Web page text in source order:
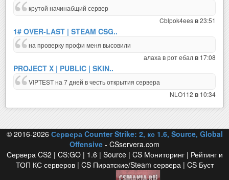
крутой начинабщий сервер
Cblpok4eesв23:51
1# OVER-LAST | STEAM CSG..
на проверку профи меня высовили
алаха в рот ебалв 17:08
PROJECT X | PUBLIC | SKIN..
VIPTEST на 7 дней в честь открытия сервера
NLO112 в 10:34
© 2016-2026 Сервера Counter Strike: 2, кс 1.6, Source, Global
Offensive - CSservera.com
Сервера CS2 | CS:GO | 1.6 | Source | CS Мониторинг | Рейтинг и
ТОП КС серверов | CS Пиратские/Steam сервера | CS Буст